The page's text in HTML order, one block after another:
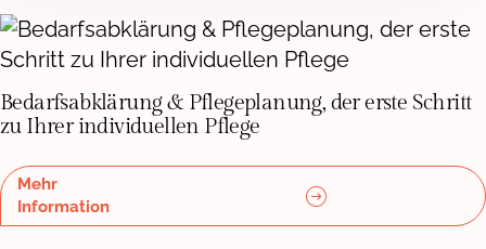
Bedarfsabklärung & Pflegeplanung, der erste Schritt
zu Ihrer individuellen Pflege
Mehr
Information